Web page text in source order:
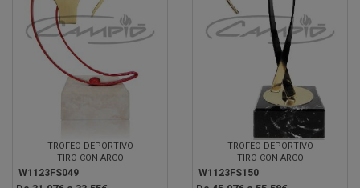
TROFEO DEPORTIVO
TIRO CON ARCO
W1123FS049
TROFEO DEPORTIVO
TIRO CON ARCO
W1123FS150